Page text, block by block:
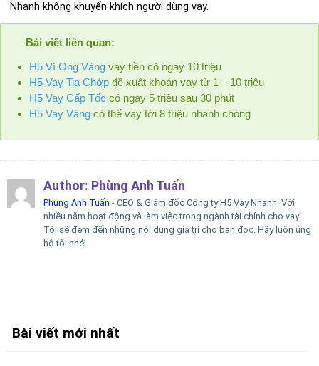
Nhanh không khuyến khích người dùng vay.
Bài viết liên quan:
H5 Ví Ong Vàng vay tiền có ngay 10 triệu
H5 Vay Tia Chớp đề xuất khoản vay từ 1 – 10 triệu
H5 Vay Cấp Tốc có ngay 5 triệu sau 30 phút
H5 Vay Vàng có thể vay tới 8 triệu nhanh chóng
Author: Phùng Anh Tuấn
Phùng Anh Tuấn - CEO & Giám đốc Công ty H5 Vay Nhanh: Với
nhiều năm hoạt động và làm việc trong ngành tài chính cho vay.
Tôi sẽ đem đến những nội dung giá trị cho bạn đọc. Hãy luôn ủng
hộ tôi nhé!
Bài viết mới nhất